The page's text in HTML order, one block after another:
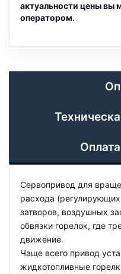
актуальности цены вы
оператором.
Сервопривод для
расхода
затворов, воздушных
обвязки горелок, где
движение.
Чаще всего привод
жидкотопливные